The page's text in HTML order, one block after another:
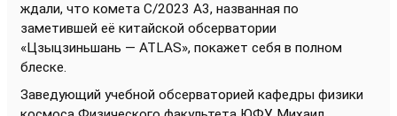
ждали, что комета C/2023 A3, названная по
заметившей её китайской обсерватории
«Цзыцзиньшань — ATLAS», покажет себя в полном
блеске.
Заведующий учебной обсерваторией кафедры физики